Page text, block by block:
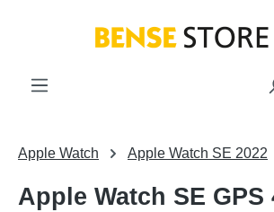
Apple Watch Apple Watch SE 2022
Apple Watch SE GPS